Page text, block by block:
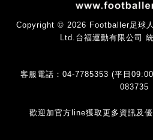
Copyright © 2026 Footballer足球
Ltd.台福運動有限公司
客服電話：04-7785353 (平日
083735
歡迎加官方line獲取更多資訊及優